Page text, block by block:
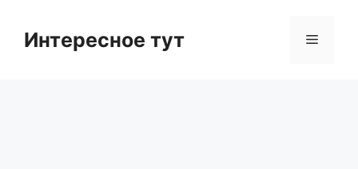
contentИнтересное тут Menu